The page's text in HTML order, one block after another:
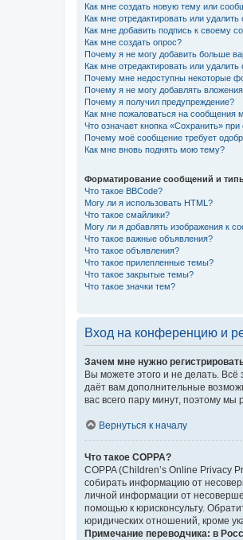
Как мне создать новую тему или
Как мне отредактировать или
Как мне добавить подпись к своему
Как мне создать опрос?
Почему я не могу добавить больше
Как мне отредактировать или удалить
Почему мне недоступны некоторые
Почему я не могу добавлять
Почему я получил предупреждение?
Как мне пожаловаться на сообщения
Что означает кнопка «Сохранить»
Почему моё сообщение требует
Как мне вновь поднять мою тему?
Форматирование сообщений и
Что такое BBCode?
Могу ли я использовать HTML?
Что такое смайлики?
Могу ли я добавлять изображения к
Что такое важные объявления?
Что такое объявления?
Что такое прилепленные темы?
Что такое закрытые темы?
Что такое значки тем?
Вход на конференцию и
Зачем мне нужно
Вы можете этого и не делать.
даёт вам дополнительные
вас всего пару минут, поэтому мы
Вернуться к началу
Что такое COPPA?
COPPA (Children’s Online Privacy
собирать информацию от
личной информации от
помощью к юрисконсульту.
юридических отношений, кроме
Примечание переводчика: в